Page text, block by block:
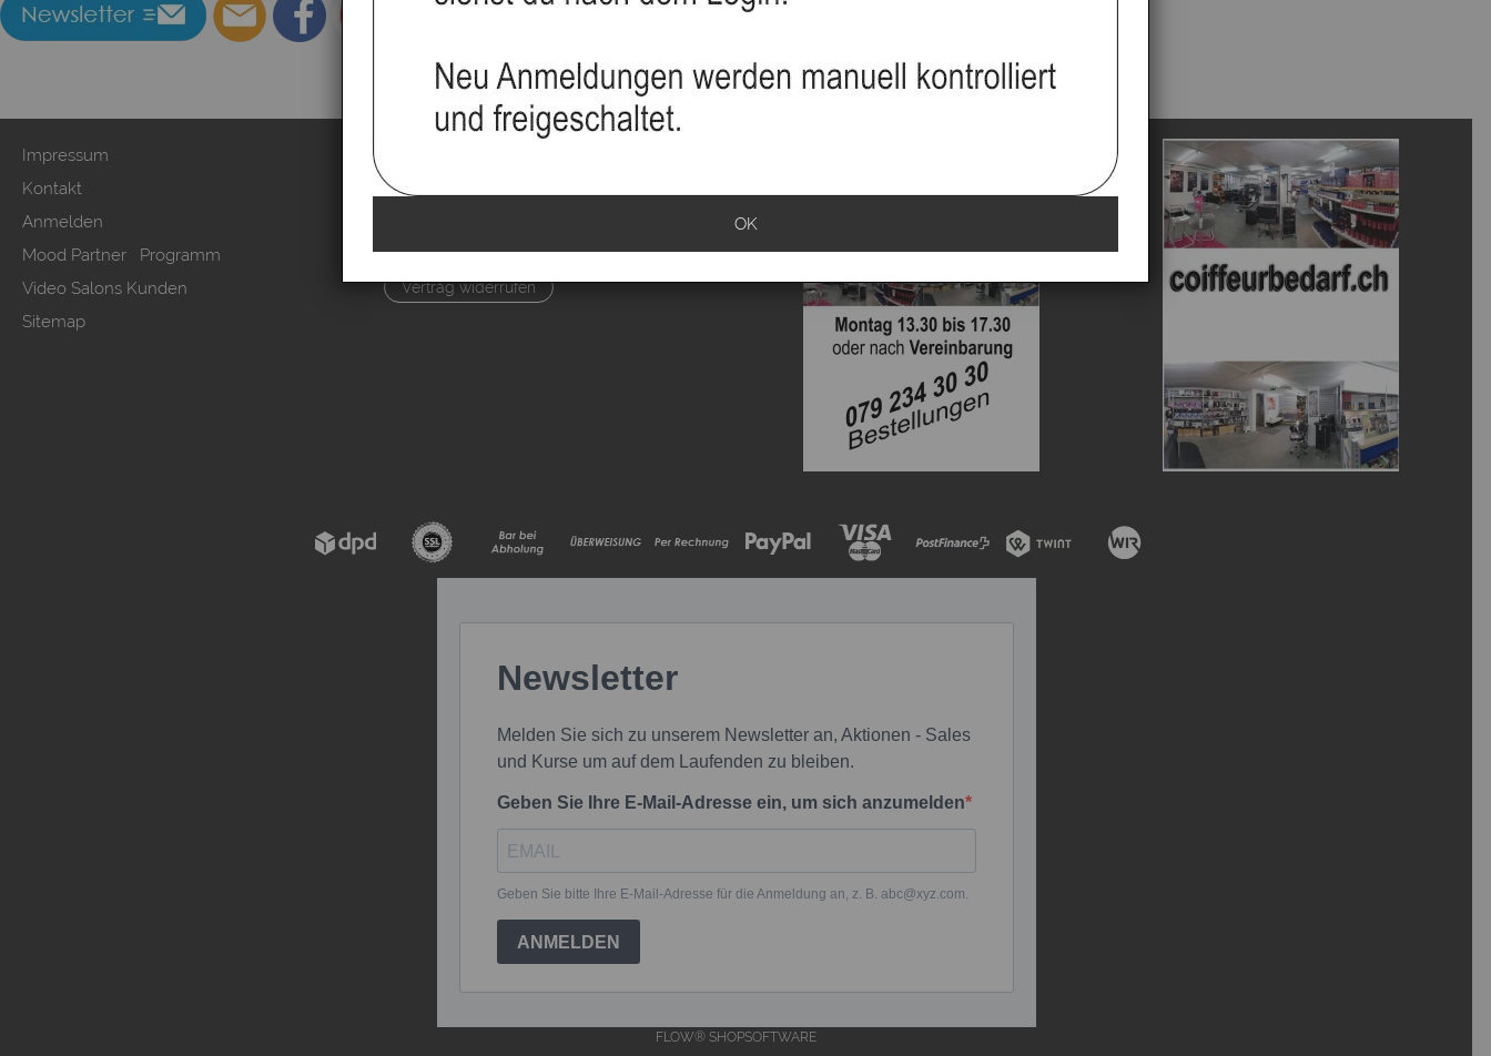
Impressum
Kontakt
Anmelden
Mood Partner Programm
Video Salons Kunden
Sitemap
AGB & Kundeninfo
Kundeninformationen
Vertrag widerrufen
FLOW® SHOPSOFTWARE
OK